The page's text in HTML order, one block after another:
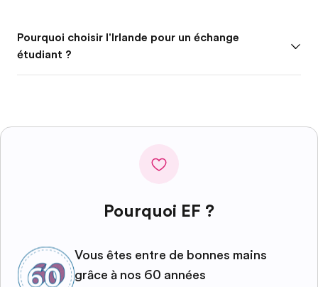
Pourquoi choisir l'Irlande pour un échange
étudiant ?
Pourquoi EF ?
Vous êtes entre de bonnes mains
grâce à nos 60 années